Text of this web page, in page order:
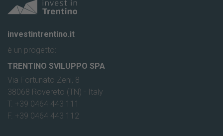
investintrentino.it
è un progetto:
TRENTINO SVILUPPO SPA
Via Fortunato Zeni, 8
38068 Rovereto (TN) - Italy
T. +39 0464 443 111
F. +39 0464 443 112